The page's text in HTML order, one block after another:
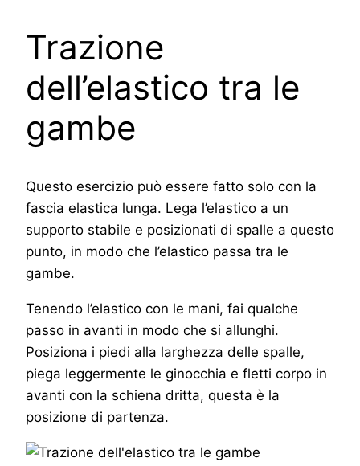
Trazione
dell’elastico tra le
gambe
Questo esercizio può essere fatto solo con la
fascia elastica lunga. Lega l’elastico a un
supporto stabile e posizionati di spalle a questo
punto, in modo che l’elastico passa tra le
gambe.
Tenendo l’elastico con le mani, fai qualche
passo in avanti in modo che si allunghi.
Posiziona i piedi alla larghezza delle spalle,
piega leggermente le ginocchia e fletti corpo in
avanti con la schiena dritta, questa è la
posizione di partenza.